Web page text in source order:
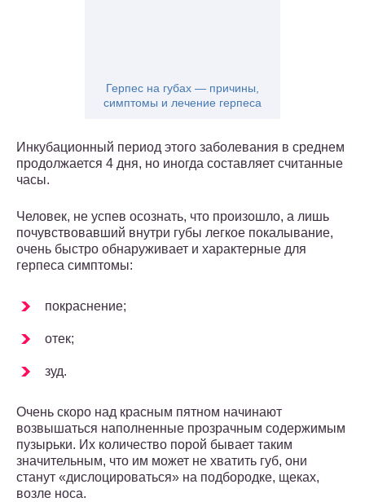
Герпес на губах — причины,
симптомы и лечение герпеса
Инкубационный период этого заболевания в среднем
продолжается 4 дня, но иногда составляет считанные
часы.
Человек, не успев осознать, что произошло, а лишь
почувствовавший внутри губы легкое покалывание,
очень быстро обнаруживает и характерные для
герпеса симптомы:
покраснение;
отек;
зуд.
Очень скоро над красным пятном начинают
возвышаться наполненные прозрачным содержимым
пузырьки. Их количество порой бывает таким
значительным, что им может не хватить губ, они
станут «дислоцироваться» на подбородке, щеках,
возле носа.